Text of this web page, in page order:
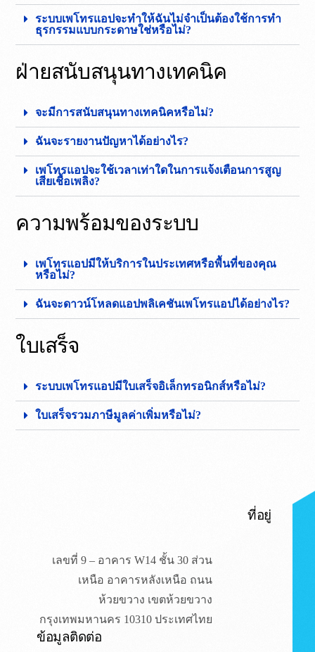
ระบบเพโทรแอปจะทำให้ฉันไม่จำเป็นต้องใช้การทำ
ธุรกรรมแบบกระดาษใช่หรือไม่?
ฝ่ายสนับสนุนทางเทคนิค
จะมีการสนับสนุนทางเทคนิคหรือไม่?
ฉันจะรายงานปัญหาได้อย่างไร?
เพโทรแอปจะใช้เวลาเท่าใดในการแจ้งเตือนการสูญ
เสียเชื้อเพลิง?
ความพร้อมของระบบ
เพโทรแอปมีให้บริการในประเทศหรือพื้นที่ของคุณ
หรือไม่?
ฉันจะดาวน์โหลดแอปพลิเคชันเพโทรแอปได้อย่างไร?
ใบเสร็จ
ระบบเพโทรแอปมีใบเสร็จอิเล็กทรอนิกส์หรือไม่?
ใบเสร็จรวมภาษีมูลค่าเพิ่มหรือไม่?
ที่อยู่​
เลขที่ 9 – อาคาร W14 ชั้น 30 ส่วน
เหนือ อาคารหลังเหนือ ถนน
ห้วยขวาง เขตห้วยขวาง
กรุงเทพมหานคร 10310 ประเทศไทย
ข้อมูลติดต่อ